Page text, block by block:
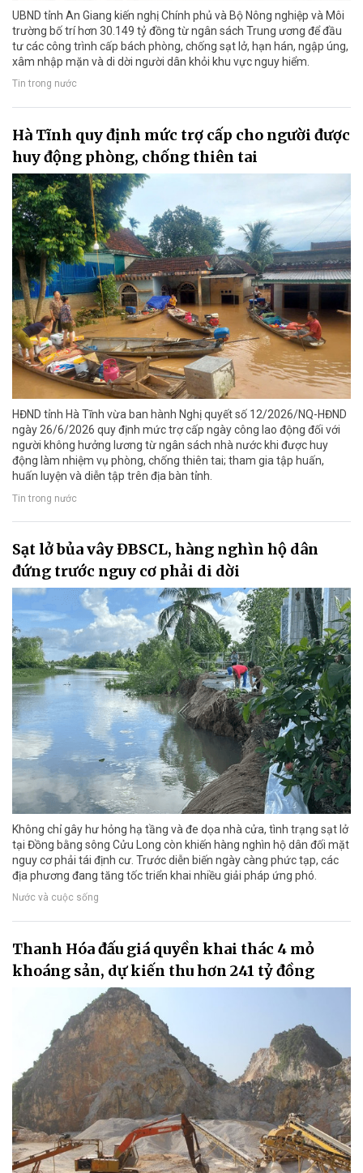
UBND tỉnh An Giang kiến nghị Chính phủ và Bộ Nông nghiệp và Môi
trường bố trí hơn 30.149 tỷ đồng từ ngân sách Trung ương để đầu
tư các công trình cấp bách phòng, chống sạt lở, hạn hán, ngập úng,
xâm nhập mặn và di dời người dân khỏi khu vực nguy hiểm.
Tin trong nước
Hà Tĩnh quy định mức trợ cấp cho người được
huy động phòng, chống thiên tai
HĐND tỉnh Hà Tĩnh vừa ban hành Nghị quyết số 12/2026/NQ-HĐND
ngày 26/6/2026 quy định mức trợ cấp ngày công lao động đối với
người không hưởng lương từ ngân sách nhà nước khi được huy
động làm nhiệm vụ phòng, chống thiên tai; tham gia tập huấn,
huấn luyện và diễn tập trên địa bàn tỉnh.
Tin trong nước
Sạt lở bủa vây ĐBSCL, hàng nghìn hộ dân
đứng trước nguy cơ phải di dời
Không chỉ gây hư hỏng hạ tầng và đe dọa nhà cửa, tình trạng sạt lở
tại Đồng bằng sông Cửu Long còn khiến hàng nghìn hộ dân đối mặt
nguy cơ phải tái định cư. Trước diễn biến ngày càng phức tạp, các
địa phương đang tăng tốc triển khai nhiều giải pháp ứng phó.
Nước và cuộc sống
Thanh Hóa đấu giá quyền khai thác 4 mỏ
khoáng sản, dự kiến thu hơn 241 tỷ đồng